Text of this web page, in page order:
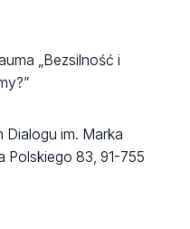
„Bezsilność i
Dialogu im. Marka
Polskiego 83, 91-755